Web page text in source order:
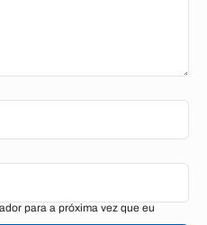
para a próxima vez que eu